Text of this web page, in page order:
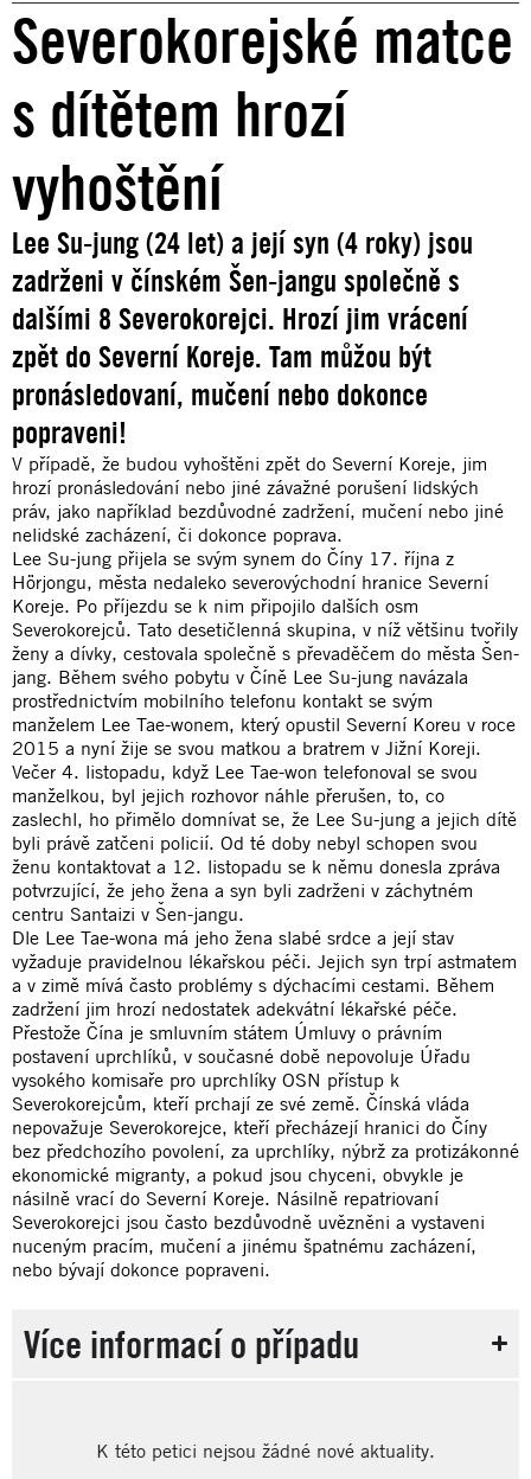
Severokorejské matce
s dítětem hrozí
vyhoštění
Lee Su-jung (24 let) a její syn (4 roky) jsou
zadrženi v čínském Šen-jangu společně s
dalšími 8 Severokorejci. Hrozí jim vrácení
zpět do Severní Koreje. Tam můžou být
pronásledovaní, mučení nebo dokonce
popraveni!
V případě, že budou vyhoštěni zpět do Severní Koreje, jim
hrozí pronásledování nebo jiné závažné porušení lidských
práv, jako například bezdůvodné zadržení, mučení nebo jiné
nelidské zacházení, či dokonce poprava.
Lee Su-jung přijela se svým synem do Číny 17. října z
Hörjongu, města nedaleko severovýchodní hranice Severní
Koreje. Po příjezdu se k nim připojilo dalších osm
Severokorejců. Tato desetičlenná skupina, v níž většinu tvořily
ženy a dívky, cestovala společně s převaděčem do města Šen-
jang. Během svého pobytu v Číně Lee Su-jung navázala
prostřednictvím mobilního telefonu kontakt se svým
manželem Lee Tae-wonem, který opustil Severní Koreu v roce
2015 a nyní žije se svou matkou a bratrem v Jižní Koreji.
Večer 4. listopadu, když Lee Tae-won telefonoval se svou
manželkou, byl jejich rozhovor náhle přerušen, to, co
zaslechl, ho přimělo domnívat se, že Lee Su-jung a jejich dítě
byli právě zatčeni policií. Od té doby nebyl schopen svou
ženu kontaktovat a 12. listopadu se k němu donesla zpráva
potvrzující, že jeho žena a syn byli zadrženi v záchytném
centru Santaizi v Šen-jangu.
Dle Lee Tae-wona má jeho žena slabé srdce a její stav
vyžaduje pravidelnou lékařskou péči. Jejich syn trpí astmatem
a v zimě mívá často problémy s dýchacími cestami. Během
zadržení jim hrozí nedostatek adekvátní lékařské péče.
Přestože Čína je smluvním státem Úmluvy o právním
postavení uprchlíků, v současné době nepovoluje Úřadu
vysokého komisaře pro uprchlíky OSN přístup k
Severokorejcům, kteří prchají ze své země. Čínská vláda
nepovažuje Severokorejce, kteří přecházejí hranici do Číny
bez předchozího povolení, za uprchlíky, nýbrž za protizákonné
ekonomické migranty, a pokud jsou chyceni, obvykle je
násilně vrací do Severní Koreje. Násilně repatriovaní
Severokorejci jsou často bezdůvodně uvězněni a vystaveni
nuceným pracím, mučení a jinému špatnému zacházení,
nebo bývají dokonce popraveni.
Více informací o případu
K této petici nejsou žádné nové aktuality.